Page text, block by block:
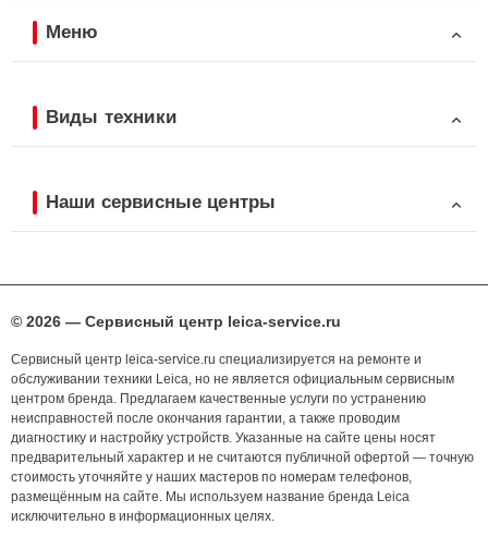
Меню
Виды техники
Наши сервисные центры
© 2026 — Сервисный центр leica-service.ru
Сервисный центр leica-service.ru специализируется на ремонте и
обслуживании техники Leica, но не является официальным сервисным
центром бренда. Предлагаем качественные услуги по устранению
неисправностей после окончания гарантии, а также проводим
диагностику и настройку устройств. Указанные на сайте цены носят
предварительный характер и не считаются публичной офертой — точную
стоимость уточняйте у наших мастеров по номерам телефонов,
размещённым на сайте. Мы используем название бренда Leica
исключительно в информационных целях.